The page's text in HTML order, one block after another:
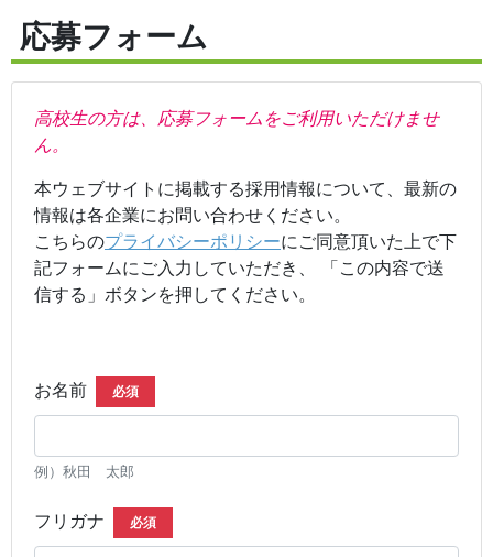
応募フォーム
高校生の方は、応募フォームをご利用いただけませ
ん。
本ウェブサイトに掲載する採用情報について、最新の
情報は各企業にお問い合わせください。
こちらのプライバシーポリシーにご同意頂いた上で下
記フォームにご入力していただき、 「この内容で送
信する」ボタンを押してください。
お名前 必須
例）秋田 太郎
フリガナ 必須